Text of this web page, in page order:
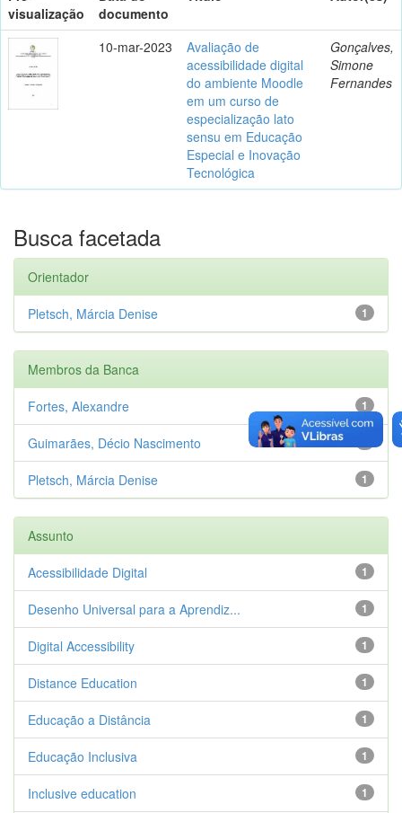
visualização
documento
10-mar-2023
Avaliação de
acessibilidade digital
do ambiente Moodle
em um curso de
especialização lato
sensu em Educação
Especial e Inovação
Tecnológica
Gonçalves,
Simone
Fernandes
Busca facetada
Orientador
1
Pletsch, Márcia Denise
Membros da Banca
1
Fortes, Alexandre
Guimarães, Décio Nascimento
1
Pletsch, Márcia Denise
Assunto
1
Acessibilidade Digital
1
Desenho Universal para a Aprendiz...
1
Digital Accessibility
1
Distance Education
1
Educação a Distância
1
Educação Inclusiva
1
Inclusive education